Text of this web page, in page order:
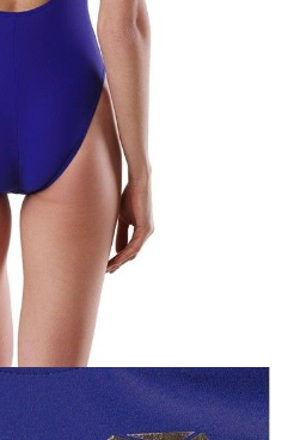
zadać pytanie, klikając przycisk